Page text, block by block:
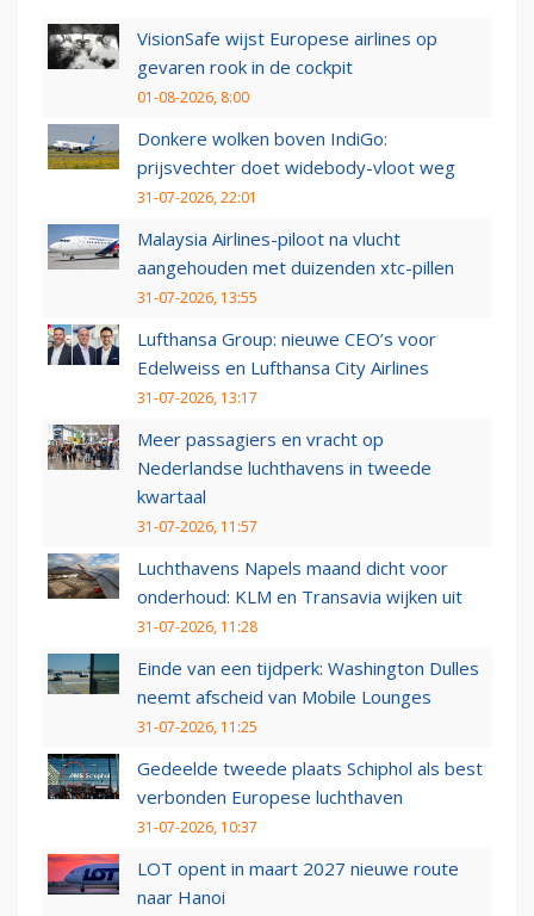
VisionSafe wijst Europese airlines op
gevaren rook in de cockpit
01-08-2026, 8:00
Donkere wolken boven IndiGo:
prijsvechter doet widebody-vloot weg
31-07-2026, 22:01
Malaysia Airlines-piloot na vlucht
aangehouden met duizenden xtc-pillen
31-07-2026, 13:55
Lufthansa Group: nieuwe CEO’s voor
Edelweiss en Lufthansa City Airlines
31-07-2026, 13:17
Meer passagiers en vracht op
Nederlandse luchthavens in tweede
kwartaal
31-07-2026, 11:57
Luchthavens Napels maand dicht voor
onderhoud: KLM en Transavia wijken uit
31-07-2026, 11:28
Einde van een tijdperk: Washington Dulles
neemt afscheid van Mobile Lounges
31-07-2026, 11:25
Gedeelde tweede plaats Schiphol als best
verbonden Europese luchthaven
31-07-2026, 10:37
LOT opent in maart 2027 nieuwe route
naar Hanoi